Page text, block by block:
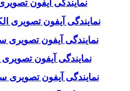
نمایندگی آیفون تصویری
نمایندگی آیفون تصویری
نمایندگی آیفون تصویری
نمایندگی آیفون تصویری
نمایندگی آیفون تصویری